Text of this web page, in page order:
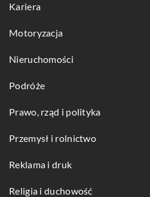
Kariera
Motoryzacja
Nieruchomości
Podróże
Prawo, rząd i polityka
Przemysł i rolnictwo
Reklama i druk
Religia i duchowość